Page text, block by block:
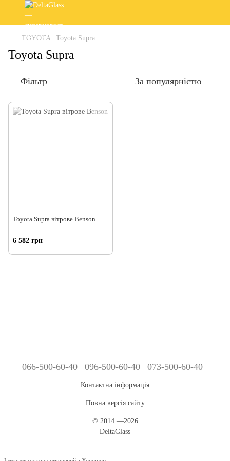
TOYOTA Toyota Supra
Toyota Supra
Фільтр За популярністю
Toyota Supra вітрове Benson
6 582 грн
066-500-60-40 096-500-60-40 073-500-60-40
Контактна інформація
Повна версія сайту
© 2014—2026
DeltaGlass